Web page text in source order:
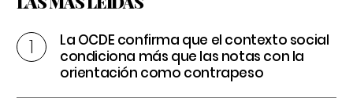
La OCDE confirma que el contexto social
condiciona más que las notas con la
orientación como contrapeso